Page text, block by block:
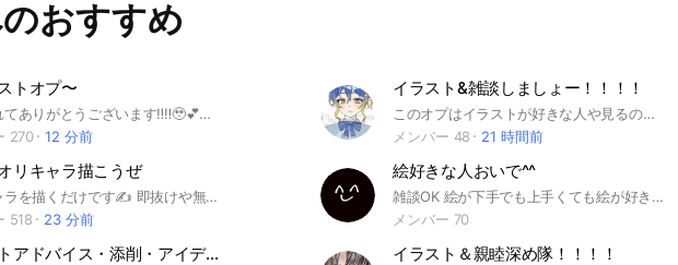
なかった人は退会させます。 ぜひ入ってね〜！！
おすすめ
トオプ〜
見てくれてありがとうございます‼️‼️🥹💕💕 ここはイラストのアドバイスが欲しい方から褒めまくられたい方まで、誰でも入っていただきたい‼️‼️という思いから作ったイラストオプです🫶💕💕 アニメや漫画、ゲーム、創作キャラクターなどなど 雑談・身内ネタ多いです‼️‼️通知貯まります‼️‼️💦 ですがイラストへの反応はみんなしてくれます‼️ なんなら雑談してるところにポンと置いた方が反応してくれます‼️‼️ 全然話遮ってもらって構いません‼️‼️👍💞💞 詳しいルールは大事なノートに記載しておりますのでご確認よろしくお願いします🙇 気になった方はいらっしゃい‼️みんなで歓迎いたします🫶💞💞 AI絵師様はご遠慮願います🙇🙇💦 追記 このオプは反応に関してのルールが他のイラストオプより厳しくなっていると思われます💦 具体的に話させていただきますと、自身が投下する時には直前の方のイラスト（推定3スクロール以内にあるもの）を必ず褒めてから投下していただきたいのです😢😢 それができそうにない方はこのオプは向いていないかなと想います😭💦‼️ そのほかにも厳しめのルールが多いのでゆるくしたい方は別のところへどうぞ🥲🥲🥲 #イラスト #アニメ #漫画 #絵描き #絵師 創設日 2025年9月16日火曜日
270
12 分前
イラスト&雑談しましょー！！！！
このオプはイラストが好きな人や見るのが好きな人、誰かとお話したい人なんかが楽しむところです！ 見学してから入りたい人は見学って名前につけて入ってきてね 入ったらすぐにルールを確認してね 尚、サブオプも色々作ろうと思っているので、人見知りだしバラバラの色んなオプに入るのはちょっと…って人でも！大体同じメンバーで構成されると思うから馴染みやすいんじゃないかな 嵐はすぐに蹴るからね！嵐は来ないでね！ 即抜け禁止🈲 #イラスト #暇人
メンバー 48
21 時間前
リキャラ描こうぜ
オリキャラを描くだけです✍️ 即抜けや無言抜けあり！ 見る専の方もよかったら入ってってください！ ※他のオープンチャットの宣伝は不可です。 #オリキャラ #イラスト #とりあえず入ってみよう#illustration
518
23 分前
絵好きな人おいで^^
雑談OK 絵が下手でも上手くても絵が好きなんだったらおいで描けなくても良いよ まだ、作ったばっかだから人数少ないかも… 迷惑行為する人はノートに書いといて つまらなかったら直ぐに抜けてもいいから、お試し程度の気持ちで入ってもいいよ！ #イラスト#絵#雑談
メンバー 70
イラストアドバイス・添削・アイデア🎨 イラスト＆親睦深め隊！！！！